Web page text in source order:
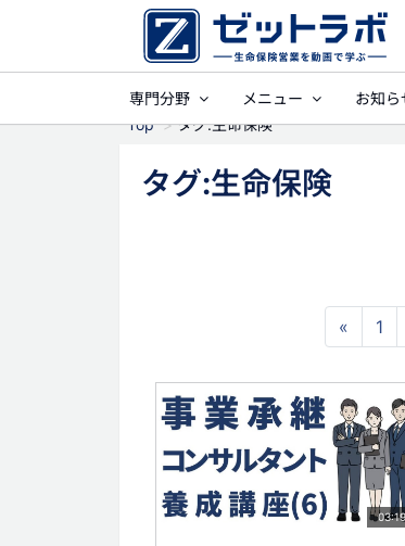
専門分野 メニュー お知ら
事
Top
タグ:生命保険
タグ:生命保険
« 1
03:19